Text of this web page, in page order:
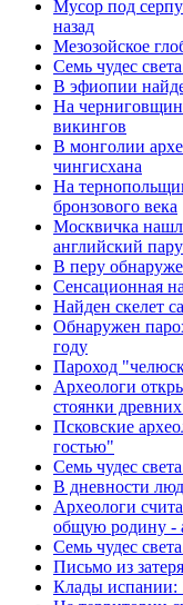
Мусор под
назад
Мезозойское
Семь чудес
В эфиопии
На
викингов
В монголии
чингисхана
На
бронзового века
Москвичка
английский
В перу
Сенсационная
Найден скелет
Обнаружен
году
Пароход
Археологи
стоянки
Псковские
гостью"
Семь чудес
В дневности
Археологи
общую родину -
Семь чудес
Письмо из
Клады испании: